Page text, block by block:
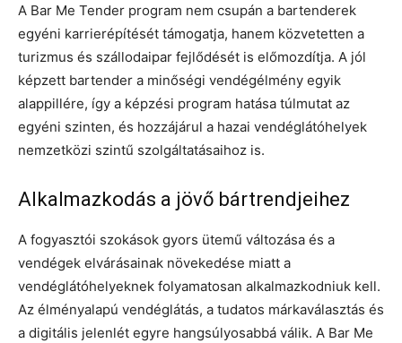
A Bar Me Tender program nem csupán a bartenderek
egyéni karrierépítését támogatja, hanem közvetetten a
turizmus és szállodaipar fejlődését is előmozdítja. A jól
képzett bartender a minőségi vendégélmény egyik
alappillére, így a képzési program hatása túlmutat az
egyéni szinten, és hozzájárul a hazai vendéglátóhelyek
nemzetközi szintű szolgáltatásaihoz is.
Alkalmazkodás a jövő bártrendjeihez
A fogyasztói szokások gyors ütemű változása és a
vendégek elvárásainak növekedése miatt a
vendéglátóhelyeknek folyamatosan alkalmazkodniuk kell.
Az élményalapú vendéglátás, a tudatos márkaválasztás és
a digitális jelenlét egyre hangsúlyosabbá válik. A Bar Me